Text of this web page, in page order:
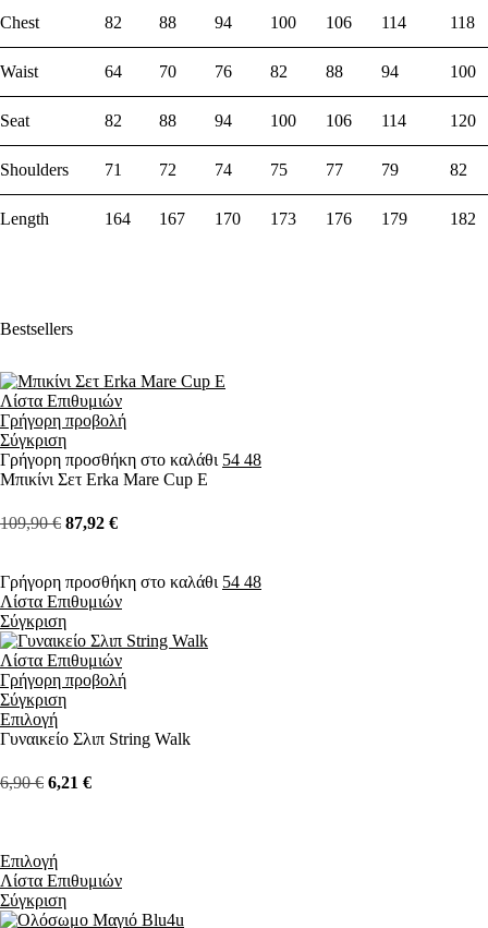
Chest 82 88 94 100 106 114 118
Waist 64 70 76 82 88 94 100
Seat 82 88 94 100 106 114 120
Shoulders 71 72 74 75 77 79 82
Length 164 167 170 173 176 179 182
Bestsellers
Λίστα Επιθυμιών
Γρήγορη προβολή
Σύγκριση
Γρήγορη προσθήκη στο καλάθι 54 48
Μπικίνι Σετ Erka Mare Cup E
109,90€ 87,92 €
Γρήγορη προσθήκη στο καλάθι 54 48
Λίστα Επιθυμιών
Σύγκριση
Λίστα Επιθυμιών
Γρήγορη προβολή
Σύγκριση
Επιλογή
Γυναικείο Σλιπ String Walk
6,90€ 6,21 €
Επιλογή
Λίστα Επιθυμιών
Σύγκριση